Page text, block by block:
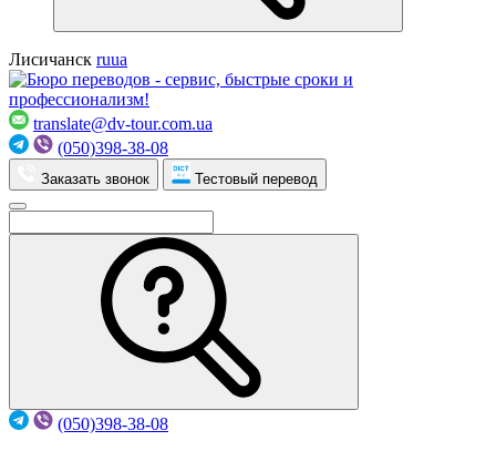
Лисичанск ruua
translate@dv-tour.com.ua
(050)398-38-08
Заказать звонок Тестовый перевод
(050)398-38-08